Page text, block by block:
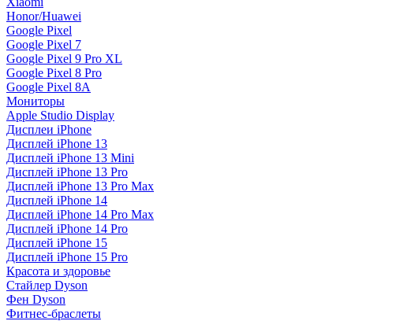
Honor/Huawei
Google Pixel
Google Pixel 7
Google Pixel 9 Pro XL
Google Pixel 8 Pro
Google Pixel 8A
Мониторы
Apple Studio Display
Дисплеи iPhone
Дисплей iPhone 13
Дисплей iPhone 13 Mini
Дисплей iPhone 13 Pro
Дисплей iPhone 13 Pro Max
Дисплей iPhone 14
Дисплей iPhone 14 Pro Max
Дисплей iPhone 14 Pro
Дисплей iPhone 15
Дисплей iPhone 15 Pro
Красота и здоровье
Стайлер Dyson
Фен Dyson
Фитнес-браслеты